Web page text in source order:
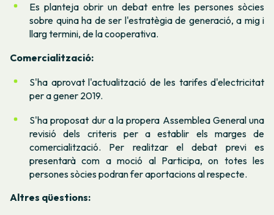
Es planteja obrir un debat entre les persones sòcies
sobre quina ha de ser l'estratègia de generació, a mig i
llarg termini, de la cooperativa.
Comercialització:
S'ha aprovat l'actualització de les tarifes d'electricitat
per a gener 2019.
S'ha proposat dur a la propera Assemblea General una
revisió dels criteris per a establir els marges de
comercialització. Per realitzar el debat previ es
presentarà com a moció al Participa, on totes les
persones sòcies podran fer aportacions al respecte.
Altres qüestions: